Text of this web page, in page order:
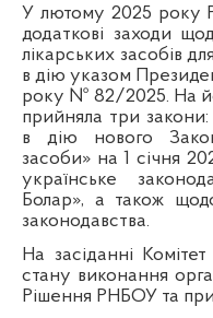
У лютому 2025 року
додаткові заходи
лікарських засобів
в дію указом
року № 82/2025. На
прийняла три
в дію нового
засоби» на 1 січня
українське
Болар», а також
законодавства.
На засіданні
стану виконання
Рішення РНБОУ та